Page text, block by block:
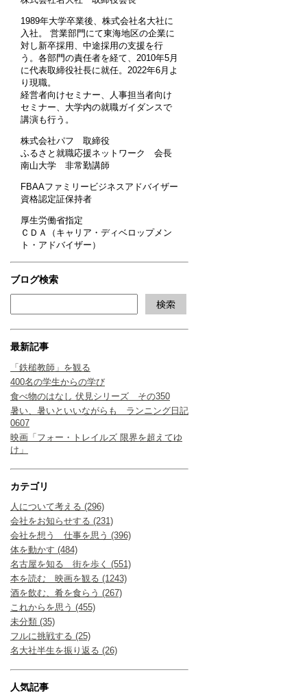
1989年大学卒業後、株式会社名大社に
入社。 営業部門にて東海地区の企業に
対し新卒採用、中途採用の支援を行
う。各部門の責任者を経て、2010年5月
に代表取締役社長に就任。2022年6月よ
り現職。
経営者向けセミナー、人事担当者向け
セミナー、大学内の就職ガイダンスで
講演も行う。
株式会社パフ 取締役
ふるさと就職応援ネットワーク 会長
南山大学 非常勤講師
FBAAファミリービジネスアドバイザー
資格認定証保持者
厚生労働省指定
ＣＤＡ（キャリア・ディベロップメン
ト・アドバイザー）
ブログ検索
最新記事
「鉄槌教師」を観る
400名の学生からの学び
食べ物のはなし 伏見シリーズ その350
暑い、暑いといいながらも ランニング日記
0607
映画「フォー・トレイルズ 限界を超えてゆ
け」
カテゴリ
人について考える (296)
会社をお知らせする (231)
会社を想う 仕事を思う (396)
体を動かす (484)
名古屋を知る 街を歩く (551)
本を読む 映画を観る (1243)
酒を飲む、肴を食らう (267)
これからを思う (455)
未分類 (35)
フルに挑戦する (25)
名大社半生を振り返る (26)
人気記事